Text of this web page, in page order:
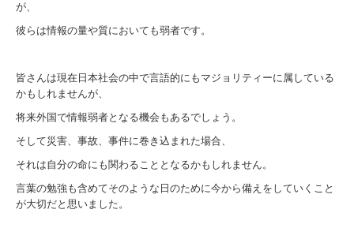
が、
彼らは情報の量や質においても弱者です。
皆さんは現在日本社会の中で言語的にもマジョリティーに属している
かもしれませんが、
将来外国で情報弱者となる機会もあるでしょう。
そして災害、事故、事件に巻き込まれた場合、
それは自分の命にも関わることとなるかもしれません。
言葉の勉強も含めてそのような日のために今から備えをしていくこと
が大切だと思いました。